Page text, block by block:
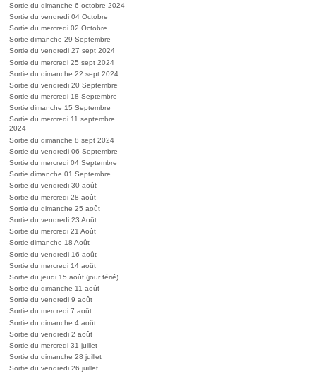
Sortie du dimanche 6 octobre 2024
Sortie du vendredi 04 Octobre
Sortie du mercredi 02 Octobre
Sortie dimanche 29 Septembre
Sortie du vendredi 27 sept 2024
Sortie du mercredi 25 sept 2024
Sortie du dimanche 22 sept 2024
Sortie du vendredi 20 Septembre
Sortie du mercredi 18 Septembre
Sortie dimanche 15 Septembre
Sortie du mercredi 11 septembre
2024
Sortie du dimanche 8 sept 2024
Sortie du vendredi 06 Septembre
Sortie du mercredi 04 Septembre
Sortie dimanche 01 Septembre
Sortie du vendredi 30 août
Sortie du mercredi 28 août
Sortie du dimanche 25 août
Sortie du vendredi 23 Août
Sortie du mercredi 21 Août
Sortie dimanche 18 Août
Sortie du vendredi 16 août
Sortie du mercredi 14 août
Sortie du jeudi 15 août (jour férié)
Sortie du dimanche 11 août
Sortie du vendredi 9 août
Sortie du mercredi 7 août
Sortie du dimanche 4 août
Sortie du vendredi 2 août
Sortie du mercredi 31 juillet
Sortie du dimanche 28 juillet
Sortie du vendredi 26 juillet